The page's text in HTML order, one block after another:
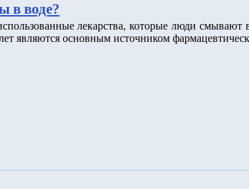
в воде?
лекарства, которые люди смывают
являются основным источником